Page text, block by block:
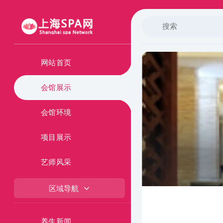
网站首页
会馆展示
会馆环境
项目展示
艺师风采
区域导航